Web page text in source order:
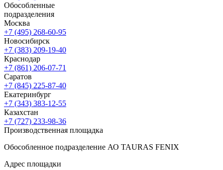
Обособленные
подразделения
Москва
+7 (495) 268-60-95
Новосибирск
+7 (383) 209-19-40
Краснодар
+7 (861) 206-07-71
Саратов
+7 (845) 225-87-40
Екатеринбург
+7 (343) 383-12-55
Казахстан
+7 (727) 233-98-36
Производственная площадка
Обособленное подразделение АО TAURAS FENIX
Адрес площадки